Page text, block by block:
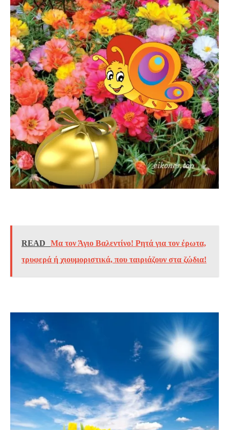
READ
Μα τον Άγιο Βαλεντίνο! Ρητά για τον έρωτα,
τρυφερά ή χιουμοριστικά, που ταιριάζουν στα ζώδια!